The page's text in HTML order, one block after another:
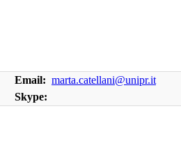
Email: marta.catellani@unipr.it
Skype: